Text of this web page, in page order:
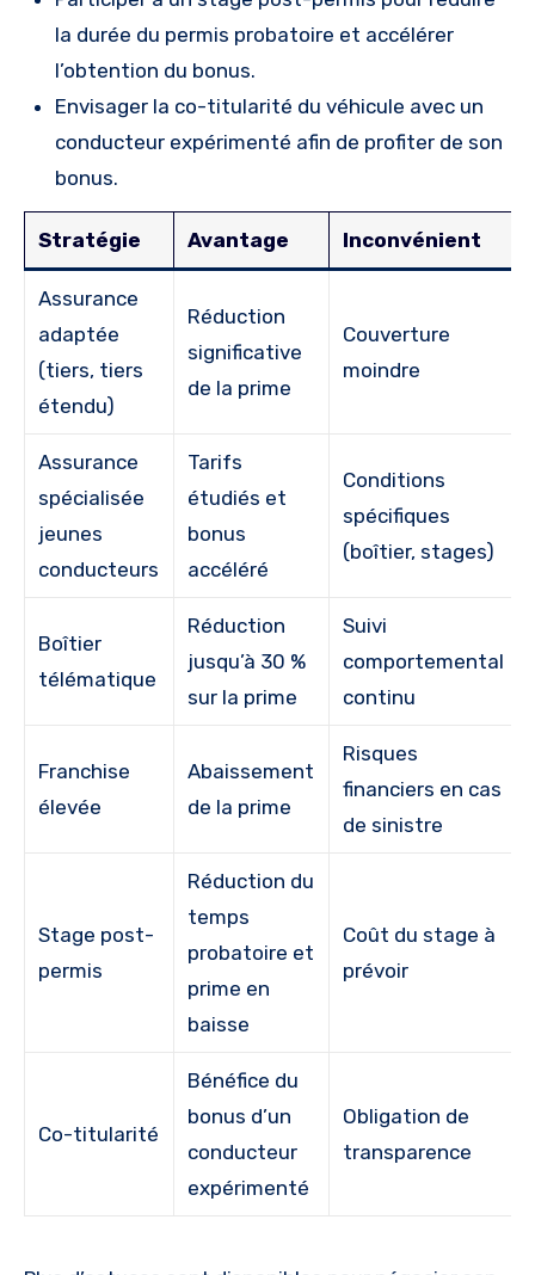
la durée du permis probatoire et accélérer
l’obtention du bonus.
Envisager la co-titularité du véhicule avec un
conducteur expérimenté afin de profiter de son
bonus.
Stratégie Avantage Inconvénient
Assurance
adaptée
(tiers, tiers
étendu)
Réduction
significative
de la prime
Couverture
moindre
Assurance
spécialisée
jeunes
conducteurs
Tarifs
étudiés et
bonus
accéléré
Conditions
spécifiques
(boîtier, stages)
Boîtier
télématique
Réduction
jusqu’à 30 %
sur la prime
Suivi
comportemental
continu
Franchise
élevée
Abaissement
de la prime
Risques
financiers en cas
de sinistre
Stage post-
permis
Réduction du
temps
probatoire et
prime en
baisse
Coût du stage à
prévoir
Co-titularité
Bénéfice du
bonus d’un
conducteur
expérimenté
Obligation de
transparence